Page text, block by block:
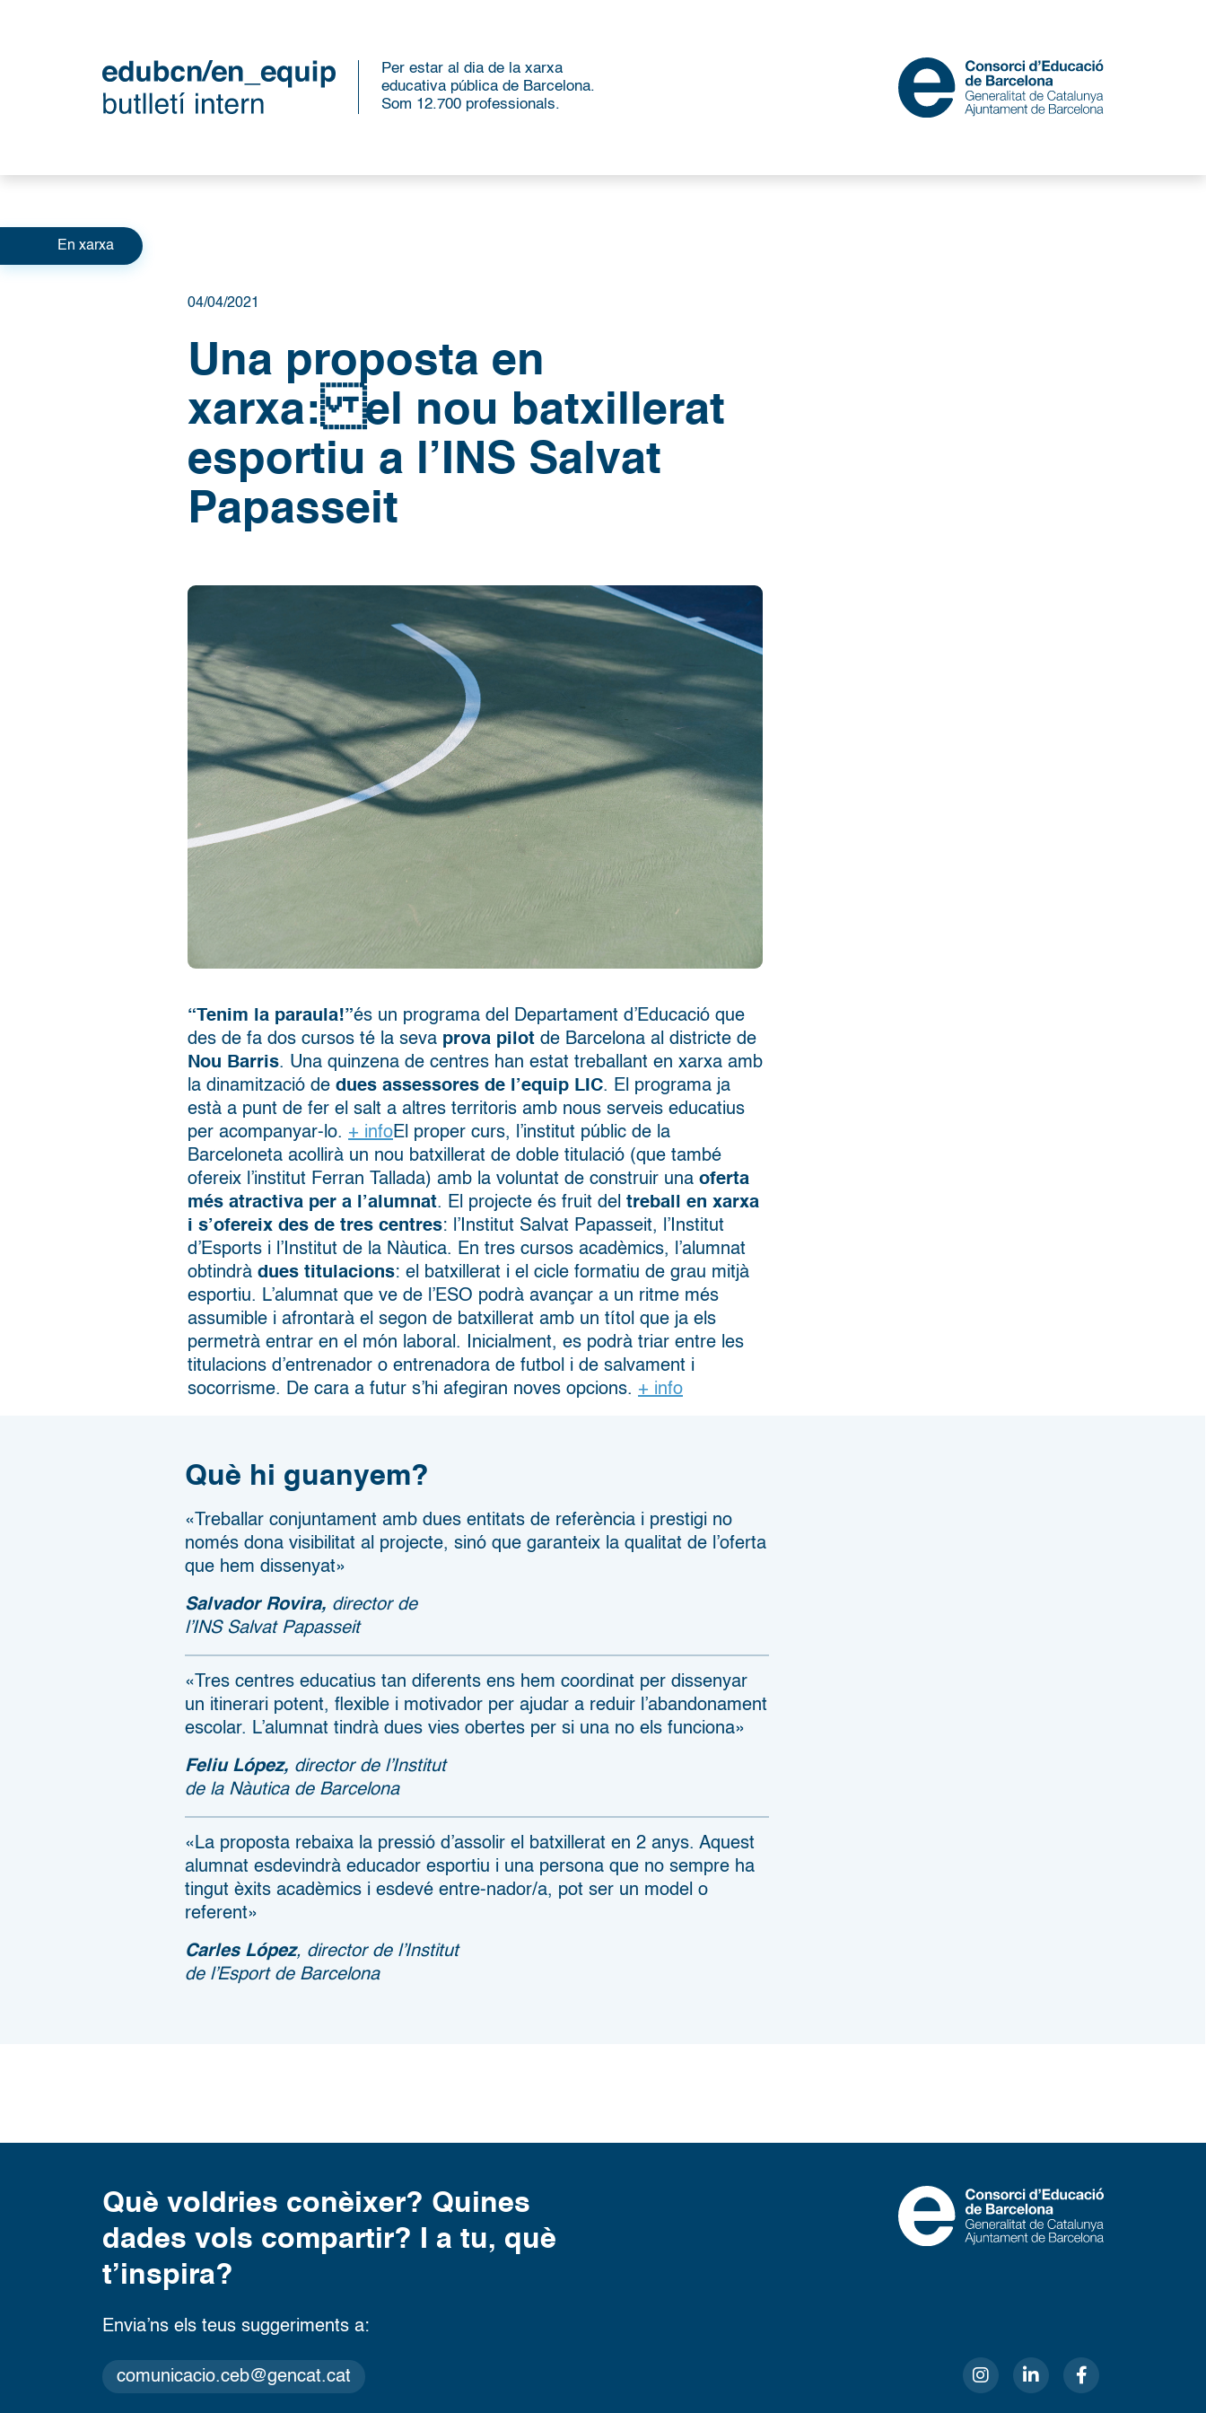
Per estar al dia de la xarxa
educativa pública de Barcelona.
Som 12.700 professionals.
Categories
En xarxa
04/04/2021
Una proposta en
xarxa: el nou batxillerat
esportiu a l’INS Salvat
Papasseit
“Tenim la paraula!”és un programa del Departament d’Educació que
des de fa dos cursos té la seva prova pilot de Barcelona al districte de
Nou Barris. Una quinzena de centres han estat treballant en xarxa amb
la dinamització de dues assessores de l’equip LIC. El programa ja
està a punt de fer el salt a altres territoris amb nous serveis educatius
per acompanyar-lo. + infoEl proper curs, l’institut públic de la
Barceloneta acollirà un nou batxillerat de doble titulació (que també
ofereix l’institut Ferran Tallada) amb la voluntat de construir una oferta
més atractiva per a l’alumnat. El projecte és fruit del treball en xarxa
i s’ofereix des de tres centres: l’Institut Salvat Papasseit, l’Institut
d’Esports i l’Institut de la Nàutica. En tres cursos acadèmics, l’alumnat
obtindrà dues titulacions: el batxillerat i el cicle formatiu de grau mitjà
esportiu. L’alumnat que ve de l’ESO podrà avançar a un ritme més
assumible i afrontarà el segon de batxillerat amb un títol que ja els
permetrà entrar en el món laboral. Inicialment, es podrà triar entre les
titulacions d’entrenador o entrenadora de futbol i de salvament i
socorrisme. De cara a futur s’hi afegiran noves opcions. + info
Què hi guanyem?
«Treballar conjuntament amb dues entitats de referència i prestigi no
només dona visibilitat al projecte, sinó que garanteix la qualitat de l’oferta
que hem dissenyat»
Salvador Rovira, director de
l’INS Salvat Papasseit
«Tres centres educatius tan diferents ens hem coordinat per dissenyar
un itinerari potent, flexible i motivador per ajudar a reduir l’abandonament
escolar. L’alumnat tindrà dues vies obertes per si una no els funciona»
Feliu López, director de l’Institut
de la Nàutica de Barcelona
«La proposta rebaixa la pressió d’assolir el batxillerat en 2 anys. Aquest
alumnat esdevindrà educador esportiu i una persona que no sempre ha
tingut èxits acadèmics i esdevé entre-nador/a, pot ser un model o
referent»
Carles López, director de l’Institut
de l’Esport de Barcelona
Què voldries conèixer? Quines
dades vols compartir? I a tu, què
t’inspira?
Envia’ns els teus suggeriments a:
comunicacio.ceb@gencat.cat